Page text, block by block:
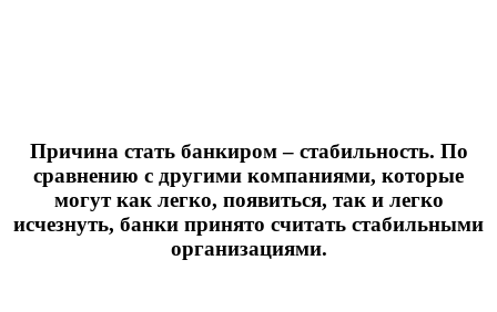
Причина стать банкиром – стабильность. По
сравнению с другими компаниями, которые
могут как легко, появиться, так и легко
исчезнуть, банки принято считать стабильными
организациями.